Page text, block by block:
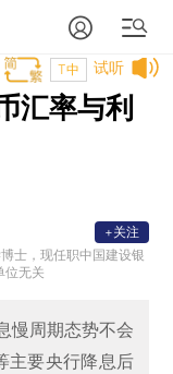
试听
T中
率与利
士，现任职中国建设银
位无关
+关注
慢周期态势不会
主要央行降息后